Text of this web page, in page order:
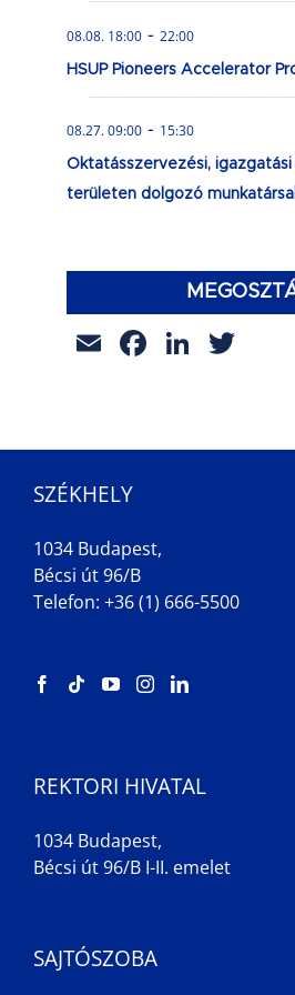
08.08. 18:00 - 22:00
HSUP Pioneers Accelerator
08.27. 09:00 - 15:30
Oktatásszervezési, igazgatási
területen dolgozó
EmailFacebook
SZÉKHELY
1034 Budapest,
Bécsi út 96/B
Telefon: +36 (1) 666-5500
REKTORI HIVATAL
1034 Budapest,
Bécsi út 96/B I-II. emelet
SAJTÓSZOBA